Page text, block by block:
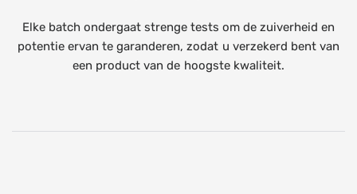
Elke batch ondergaat strenge tests om de zuiverheid en
potentie ervan te garanderen, zodat u verzekerd bent van
een product van de hoogste kwaliteit.